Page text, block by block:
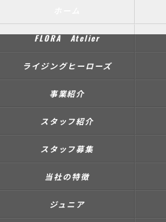
FLORA Atelier
ライジングヒーローズ
事業紹介
スタッフ紹介
スタッフ募集
当社の特徴
ジュニア